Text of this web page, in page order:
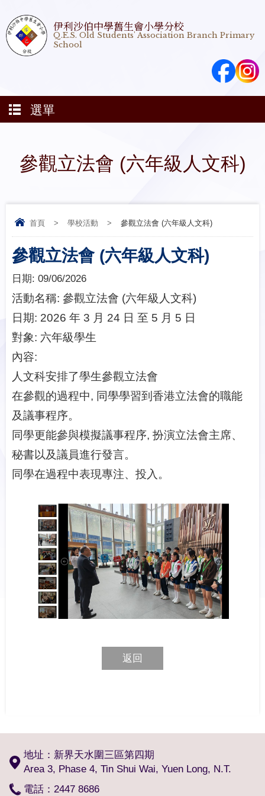
伊利沙伯中學舊生會小學分校
Q.E.S. Old Students' Association Branch Primary
School
選單
參觀立法會 (六年級人文科)
首頁 > 學校活動 > 參觀立法會 (六年級人文科)
參觀立法會 (六年級人文科)
日期: 09/06/2026
活動名稱: 參觀立法會 (六年級人文科)
日期: 2026 年 3 月 24 日 至 5 月 5 日
對象: 六年級學生
內容:
人文科安排了學生參觀立法會
在參觀的過程中, 同學學習到香港立法會的職能
及議事程序。
同學更能參與模擬議事程序, 扮演立法會主席、
秘書以及議員進行發言。
同學在過程中表現專注、投入。
返回
地址：新界天水圍三區第四期
Area 3, Phase 4, Tin Shui Wai, Yuen Long, N.T.
電話：2447 8686